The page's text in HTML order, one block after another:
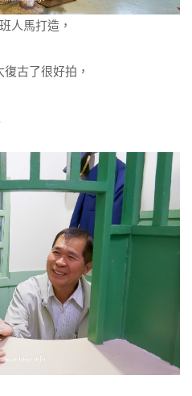
人馬打造，
古了很好拍，